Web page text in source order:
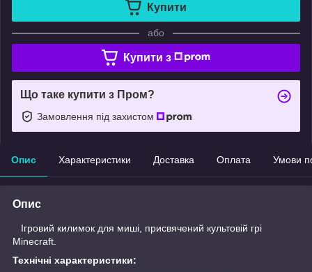
Купити
або
Купити з
Що таке купити з Пром?
Замовлення під захистом
Опис Характеристики Доставка Оплата Умови
Опис
Iгровий килимок для миші, присвячений культовій грі
Minecraft.
Технічні характеристики: